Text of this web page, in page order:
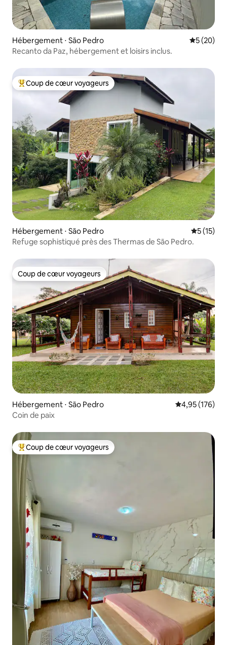
Hébergement ⋅ São Pedro
5 (20)
Recanto da Paz, hébergement et loisirs inclus.
Coups de cœur voyageurs les plus appréciés
Coup de cœur voyageurs
Hébergement ⋅ São Pedro
5 (15)
Refuge sophistiqué près des Thermas de São Pedro.
Coup de cœur voyageurs
Coup de cœur voyageurs
Hébergement ⋅ São Pedro Évaluation
4,95 (176)
Coin de paix
Coups de cœur voyageurs les plus appréciés
Coup de cœur voyageurs